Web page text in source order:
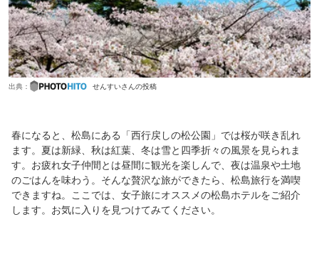
出典： せんすいさんの投稿
春になると、松島にある「西行戻しの松公園」では桜が咲き乱れ
ます。夏は新緑、秋は紅葉、冬は雪と四季折々の風景を見られま
す。お疲れ女子仲間とは昼間に観光を楽しんで、夜は温泉や土地
のごはんを味わう。そんな贅沢な旅ができたら、松島旅行を満喫
できますね。ここでは、女子旅にオススメの松島ホテルをご紹介
します。お気に入りを見つけてみてください。